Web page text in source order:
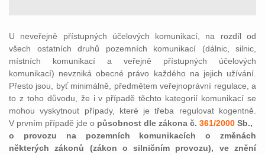
U neveřejně přístupných účelových komunikací, na rozdíl od
všech ostatních druhů pozemních komunikací (dálnic, silnic,
místních komunikací a veřejně přístupných účelových
komunikací) nevzniká obecné právo každého na jejich užívání.
Přesto jsou, byť minimálně, předmětem veřejnoprávní regulace, a
to z toho důvodu, že i v případě těchto kategorií komunikací se
mohou vyskytnout případy, které je třeba regulovat kogentně.
V prvním případě jde o působnost dle zákona č. 361/2000 Sb.,
o provozu na pozemních komunikacích o změnách
některých zákonů
(zákon o silničním provozu), ve znění